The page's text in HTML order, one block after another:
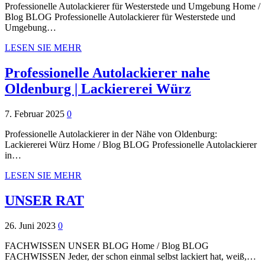
Professionelle Autolackierer für Westerstede und Umgebung Home /
Blog BLOG Professionelle Autolackierer für Westerstede und
Umgebung…
LESEN SIE MEHR
Professionelle Autolackierer nahe
Oldenburg | Lackiererei Würz
7. Februar 2025 0
Professionelle Autolackierer in der Nähe von Oldenburg:
Lackiererei Würz Home / Blog BLOG Professionelle Autolackierer
in…
LESEN SIE MEHR
UNSER RAT
26. Juni 2023 0
FACHWISSEN UNSER BLOG Home / Blog BLOG
FACHWISSEN Jeder, der schon einmal selbst lackiert hat, weiß,…